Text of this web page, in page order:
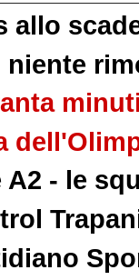
allo
A2 - le